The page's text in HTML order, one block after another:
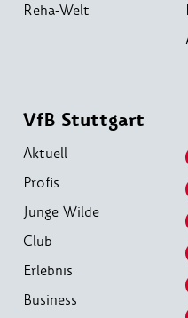
Reha-Welt
VfB Stuttgart
Aktuell
Profis
Junge Wilde
Club
Erlebnis
Business